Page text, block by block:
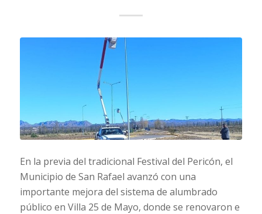
En la previa del tradicional Festival del Pericón, el
Municipio de San Rafael avanzó con una
importante mejora del sistema de alumbrado
público en Villa 25 de Mayo, donde se renovaron e